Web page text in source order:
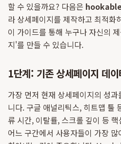
할 수 있을까요? 다음은
라 상세페이지를 제작하고 최적화
이 가이드를 통해 누구나 자신의
지'를 만들 수 있습니다.
1단계: 기존 상세페이지 데
가장 먼저 현재 상세페이지의 성
니다. 구글 애널리틱스, 히트맵 툴
류 시간, 이탈률, 스크롤 깊이 등
어느 구간에서 사용자들이 가장